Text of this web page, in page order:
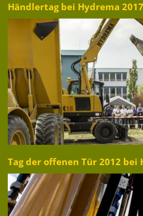
Händlertag bei Hydrema 2017
Tag der offenen Tür 2012 bei